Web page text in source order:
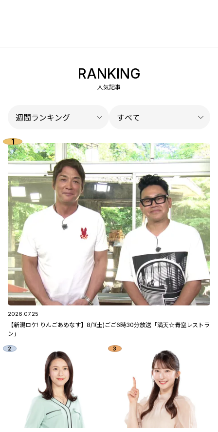
RANKING
人気記事
2026.07.25
【新潟ロケ! りんごあめなす】8/1(土)ごご6時30分放送「満天☆青空レストラ
ン」